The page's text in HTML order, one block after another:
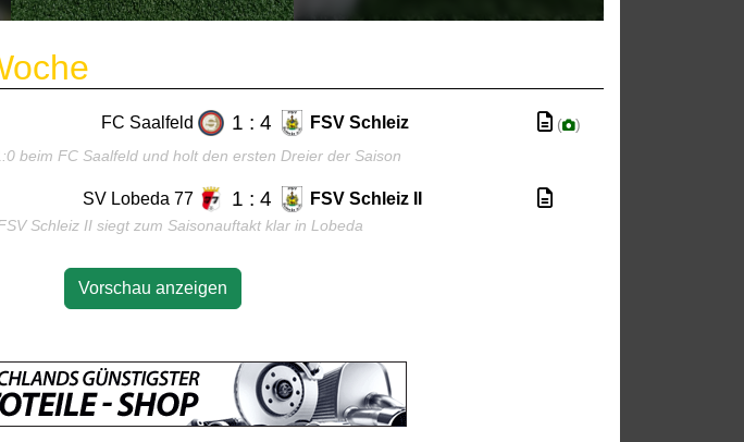
FC Saalfeld 1 : 4 FSV Schleiz ( )
beim FC Saalfeld und holt den ersten Dreier der Saison
SV Lobeda 77 1 : 4 FSV Schleiz II
Schleiz II siegt zum Saisonauftakt klar in Lobeda
Vorschau anzeigen